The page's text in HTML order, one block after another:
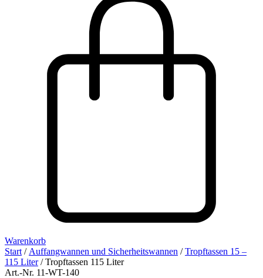
Warenkorb
Start / Auffangwannen und Sicherheitswannen /Tropftassen 15 –
115 Liter/ Tropftassen 115 Liter
Art.-Nr. 11-WT-140